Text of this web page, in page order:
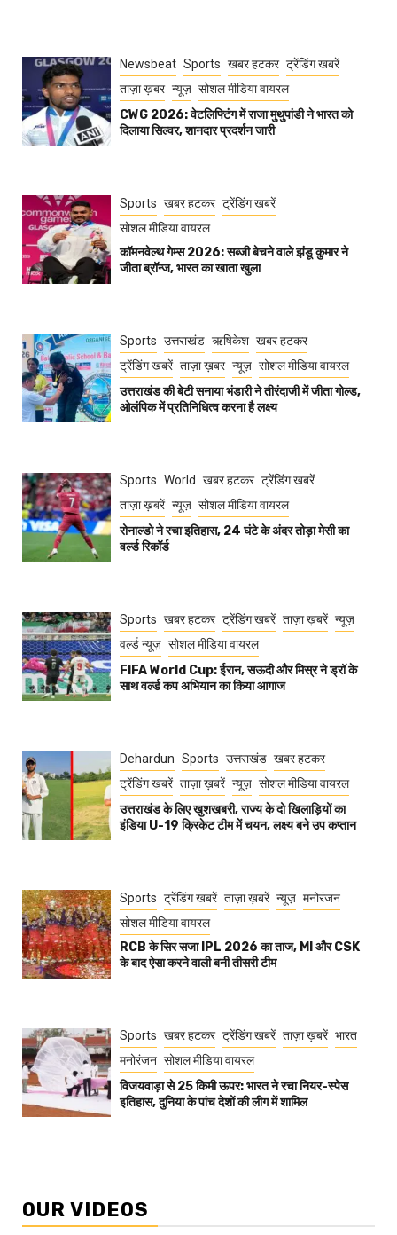
Newsbeat Sports खबर हटकर ट्रेंडिंग खबरें
ताज़ा ख़बर न्यूज़ सोशल मीडिया वायरल
CWG 2026: वेटलिफ्टिंग में राजा मुथुपांडी ने भारत को
दिलाया सिल्वर, शानदार प्रदर्शन जारी
Sports खबर हटकर ट्रेंडिंग खबरें
सोशल मीडिया वायरल
कॉमनवेल्थ गेम्स 2026: सब्जी बेचने वाले झंडू कुमार ने
जीता ब्रॉन्ज, भारत का खाता खुला
Sports उत्तराखंड ऋषिकेश खबर हटकर
ट्रेंडिंग खबरें ताज़ा ख़बर न्यूज़ सोशल मीडिया वायरल
उत्तराखंड की बेटी सनाया भंडारी ने तीरंदाजी में जीता गोल्ड,
ओलंपिक में प्रतिनिधित्व करना है लक्ष्य
Sports World खबर हटकर ट्रेंडिंग खबरें
ताज़ा ख़बरें न्यूज़ सोशल मीडिया वायरल
रोनाल्डो ने रचा इतिहास, 24 घंटे के अंदर तोड़ा मेसी का
वर्ल्ड रिकॉर्ड
Sports खबर हटकर ट्रेंडिंग खबरें ताज़ा ख़बरें न्यूज़
वर्ल्ड न्यूज़ सोशल मीडिया वायरल
FIFA World Cup: ईरान, सऊदी और मिस्र ने ड्रॉ के
साथ वर्ल्ड कप अभियान का किया आगाज
Dehardun Sports उत्तराखंड खबर हटकर
ट्रेंडिंग खबरें ताज़ा ख़बरें न्यूज़ सोशल मीडिया वायरल
उत्तराखंड के लिए खुशखबरी, राज्य के दो खिलाड़ियों का
इंडिया U-19 क्रिकेट टीम में चयन, लक्ष्य बने उप कप्तान
Sports ट्रेंडिंग खबरें ताज़ा ख़बरें न्यूज़ मनोरंजन
सोशल मीडिया वायरल
RCB के सिर सजा IPL 2026 का ताज, MI और CSK
के बाद ऐसा करने वाली बनी तीसरी टीम
Sports खबर हटकर ट्रेंडिंग खबरें ताज़ा ख़बरें भारत
मनोरंजन सोशल मीडिया वायरल
विजयवाड़ा से 25 किमी ऊपर: भारत ने रचा नियर-स्पेस
इतिहास, दुनिया के पांच देशों की लीग में शामिल
OUR VIDEOS